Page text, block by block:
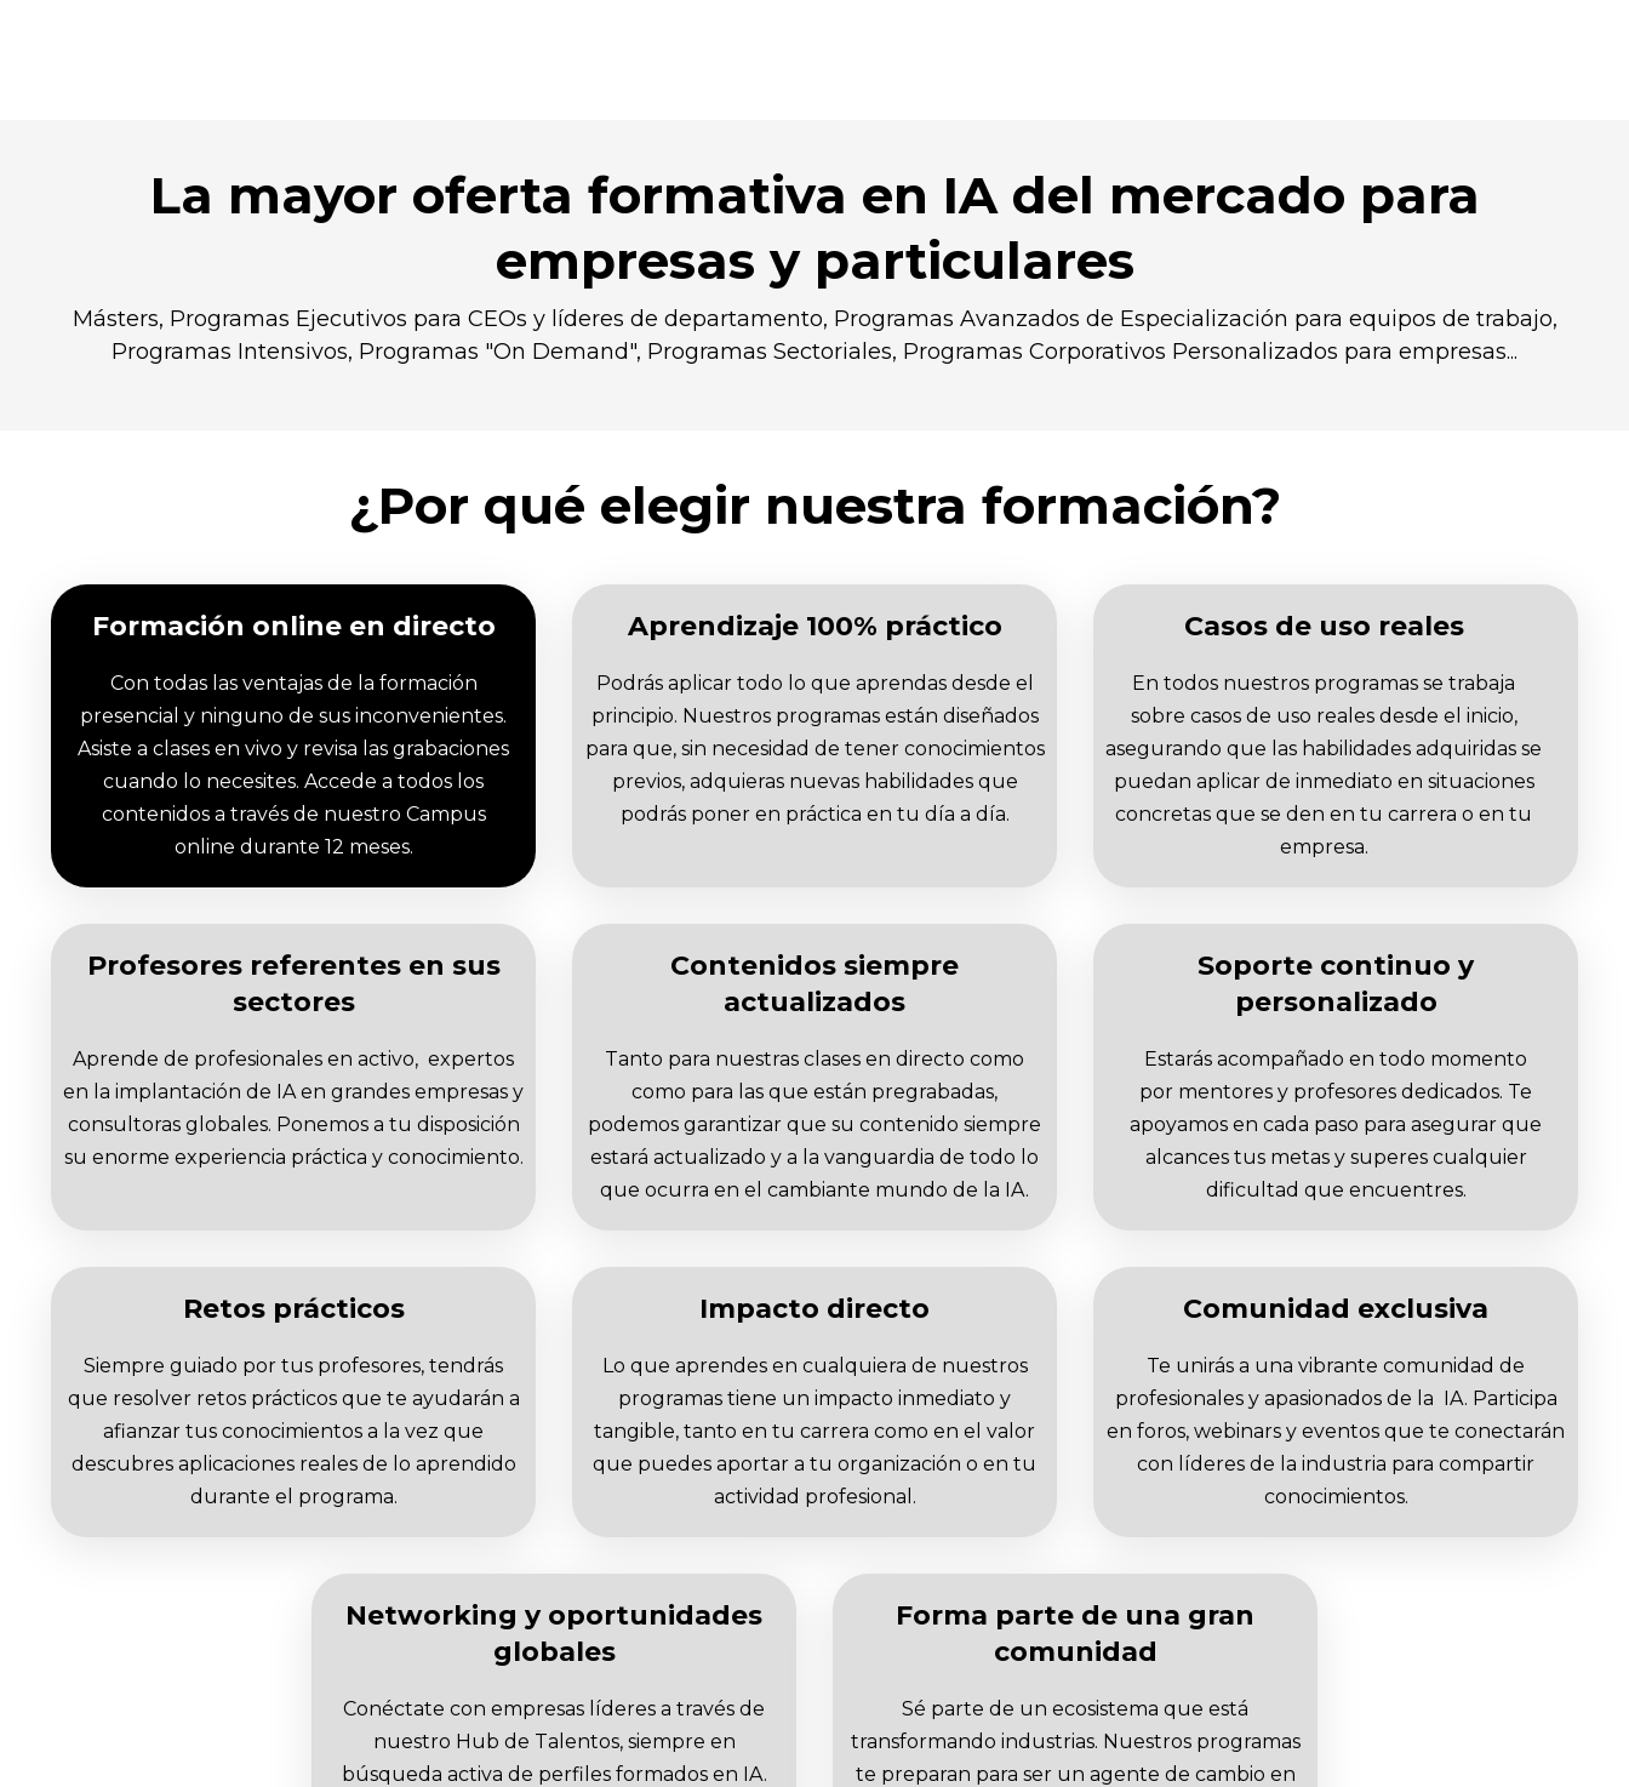
La mayor oferta formativa en IA del mercado para
empresas y particulares
Másters, Programas Ejecutivos para CEOs y líderes de departamento, Programas Avanzados de Especialización para equipos de trabajo,
Programas Intensivos, Programas "On Demand", Programas Sectoriales, Programas Corporativos Personalizados para empresas...
¿Por qué elegir nuestra formación?
Formación online en directo
Con todas las ventajas de la formación
presencial y ninguno de sus inconvenientes.
Asiste a clases en vivo y revisa las grabaciones
cuando lo necesites. Accede a todos los
contenidos a través de nuestro Campus
online durante 12 meses.
Aprendizaje 100% práctico
Podrás aplicar todo lo que aprendas desde el
principio. Nuestros programas están diseñados
para que, sin necesidad de tener conocimientos
previos, adquieras nuevas habilidades que
podrás poner en práctica en tu día a día.
Casos de uso reales
En todos nuestros programas se trabaja
sobre casos de uso reales desde el inicio,
asegurando que las habilidades adquiridas se
puedan aplicar de inmediato en situaciones
concretas que se den en tu carrera o en tu
empresa.
Profesores referentes en sus
sectores
Aprende de profesionales en activo, expertos
en la implantación de IA en grandes empresas y
consultoras globales. Ponemos a tu disposición
su enorme experiencia práctica y conocimiento.
Contenidos siempre
actualizados
Tanto para nuestras clases en directo como
como para las que están pregrabadas,
podemos garantizar que su contenido siempre
estará actualizado y a la vanguardia de todo lo
que ocurra en el cambiante mundo de la IA.
Soporte continuo y
personalizado
Estarás acompañado en todo momento
por mentores y profesores dedicados. Te
apoyamos en cada paso para asegurar que
alcances tus metas y superes cualquier
dificultad que encuentres.
Retos prácticos
Siempre guiado por tus profesores, tendrás
que resolver retos prácticos que te ayudarán a
afianzar tus conocimientos a la vez que
descubres aplicaciones reales de lo aprendido
durante el programa.
Impacto directo
Lo que aprendes en cualquiera de nuestros
programas tiene un impacto inmediato y
tangible, tanto en tu carrera como en el valor
que puedes aportar a tu organización o en tu
actividad profesional.
Comunidad exclusiva
Te unirás a una vibrante comunidad de
profesionales y apasionados de la IA. Participa
en foros, webinars y eventos que te conectarán
con líderes de la industria para compartir
conocimientos.
Networking y oportunidades
globales
Conéctate con empresas líderes a través de
nuestro Hub de Talentos, siempre en
búsqueda activa de perfiles formados en IA.
Forma parte de una gran
comunidad
Sé parte de un ecosistema que está
transformando industrias. Nuestros programas
te preparan para ser un agente de cambio en